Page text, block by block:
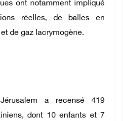
ont notamment impliqué
réelles, de balles en
de gaz lacrymogène.
a recensé 419
dont 10 enfants et 7